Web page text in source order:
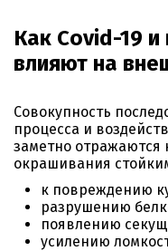
Как Covid-19
влияют на
Совокупность
процесса и
заметно отражаются
окрашивания
к повреждению
разрушению
появлению
усилению